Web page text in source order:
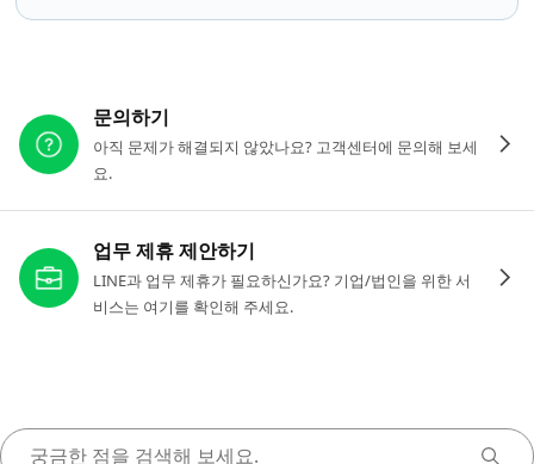
문의하기
아직 문제가 해결되지 않았나요? 고객센터에 문의해 보세
요.
업무 제휴 제안하기
LINE과 업무 제휴가 필요하신가요? 기업/법인을 위한 서
비스는 여기를 확인해 주세요.